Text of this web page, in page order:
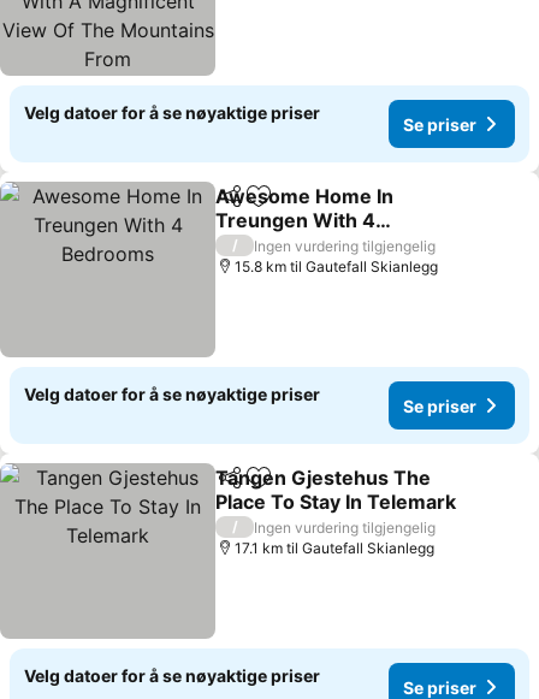
Velg datoer for å se nøyaktige priser
Se priser
Del Legg til i favoritter
Awesome Home In
Treungen With 4
Bedrooms
Se priser
/
Ingen vurdering tilgjengelig
15.8 km til Gautefall Skianlegg
Velg datoer for å se nøyaktige priser
Se priser
Del Legg til i favoritter
Tangen Gjestehus The
Place To Stay In Telemark
Se priser
/
Ingen vurdering tilgjengelig
17.1 km til Gautefall Skianlegg
Velg datoer for å se nøyaktige priser
Se priser